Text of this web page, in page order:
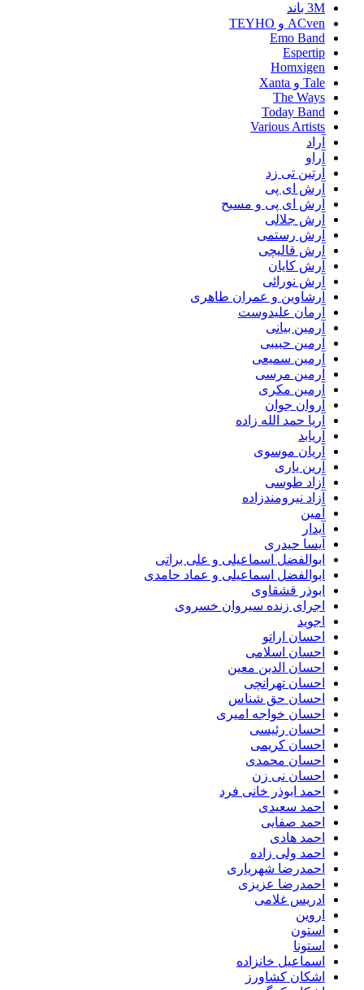
3M باند
ACven و TEYHO
Emo Band
Espertip
Homxigen
Tale و Xanta
The Ways
Today Band
Various Artists
آراد
آراو
آرتین تی زد
آرش ای پی
آرش ای پی و مسیح
آرش جلالی
آرش رستمی
آرش قالیچی
آرش کایان
آرش نورائی
آرشاوین و عمران طاهری
آرمان علیدوست
آرمین بیانی
آرمین حبیبی
آرمین سمیعی
آرمین مرسی
آرمین مکری
آروان جوان
آریا حمد الله زاده
آریابد
آریان موسوی
آرین یاری
آزاد طوسی
آزاد نیرومندزاده
آمین
آیدار
آیسا حیدری
ابوالفضل اسماعیلی و علی براتی
ابوالفضل اسماعیلی و عماد حامدی
ابوذر قشقاوی
اجرای زنده سیروان خسروی
اجوید
احسان اراتو
احسان اسلامی
احسان الدین معین
احسان تهرانچی
احسان حق شناس
احسان خواجه امیری
احسان رئیسی
احسان کریمی
احسان محمدی
احسان نی زن
احمد ابوذر خانی فرد
احمد سعیدی
احمد صفایی
احمد هادی
احمد ولی زاده
احمدرضا شهریاری
احمدرضا عزیزی
ادریس غلامی
اروین
استون
استونا
اسماعیل خانزاده
اشکان کشاورز